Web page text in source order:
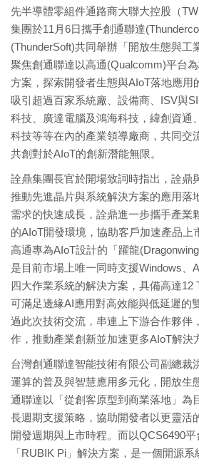
先半導體零組件通路商大聯大控股（
集團於11月6日攜手創通聯達
(ThunderSoft)共同舉辦「開放生態與工
聚焦創通聯達以高通(Qualcomm)平台
方案，探索開發者生態與AIoT落地應用
吸引超過百家系統廠、設備商、ISV與
科技、廣達電腦及鴻海科技，緯創資通
科技等等在內的產業領導廠商，共同交
共創對於AIoT的創新潛能無限。
詮鼎集團長官於開場致詞時指出，詮鼎
推動先進晶片與系統解決方案的應用落
需求的快速成長，詮鼎進一步攜手產業
的AIoT開發環境，協助客戶加速產品上
高通專為AIoT設計的「躍龍(Dragonwing
是目前市場上唯一同時支援Windows、
四大作業系統的解決方案，具備高達12
可滿足邊緣AI應用對高效能與低延遲的
過此次技術交流，串連上下游合作夥伴
作，推動產業創新並加速更多AIoT解決
台灣創通聯達智能技術有限公司副總裁
運算的普及與智慧應用多元化，開放生
通聯達以「從創客原型到商業落地」為
長週期支援策略，協助開發者以更靈活
開發週期與上市時程。而以QCS6490
「RUBIK Pi」解決方案，是一個開源